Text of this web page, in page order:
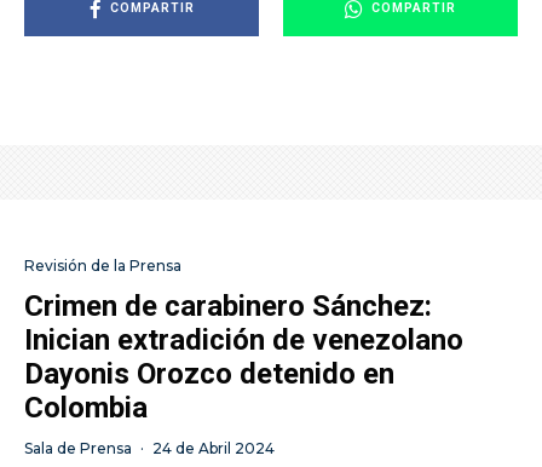
COMPARTIR COMPARTIR
Revisión de la Prensa
Crimen de carabinero Sánchez:
Inician extradición de venezolano
Dayonis Orozco detenido en
Colombia
Sala de Prensa · 24 de Abril 2024